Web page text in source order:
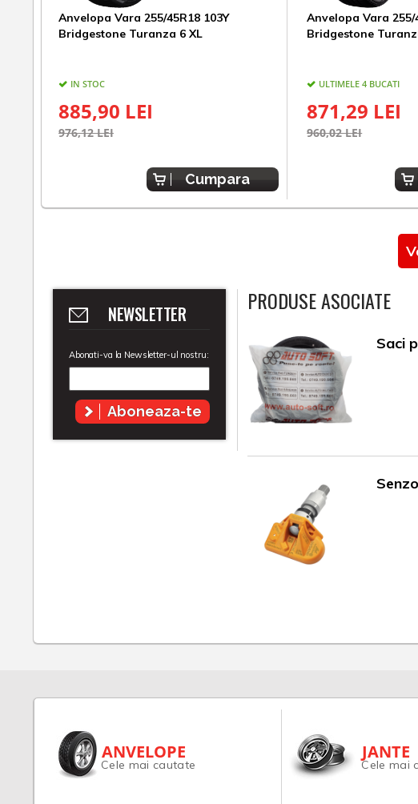
Anvelopa Vara 255/45R18 103Y
Bridgestone Turanza 6 XL
IN STOC
885,90 LEI
976,12 LEI
Cumpara
Anvelopa Vara 255/
Bridgestone
ULTIMELE 4 BUCATI
871,29 LEI
960,02 LEI
NEWSLETTER
Abonati-va la Newsletter-ul nostru:
Aboneaza-te
PRODUSE ASOCIATE
Saci
ANVELOPE
Cele mai cautate
JANTE
Cele mai